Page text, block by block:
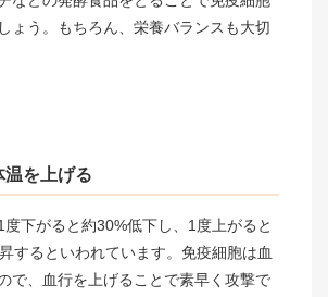
ょう。もちろん、栄養バランスも大切
を上げる
下がると約30%低下し、1度上がると
するといわれています。免疫細胞は血
で、血行を上げることで素早く攻撃で